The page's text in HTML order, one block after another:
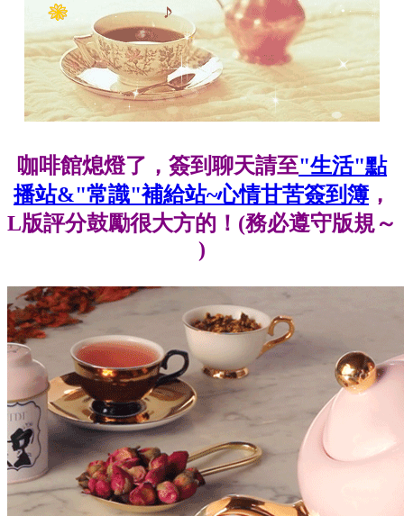
咖啡館熄燈了，簽到聊天請至"生活"點
播站&"常識"補給站~心情甘苦簽到簿 ，
L版評分鼓勵很大方的！(務必遵守版規～
)